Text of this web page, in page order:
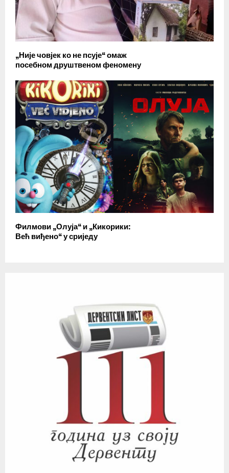
„Није човјек ко не псује“ омаж
посебном друштвеном феномену
Филмови „Олуја“ и „Кикорики:
Већ виђено“ у сриједу